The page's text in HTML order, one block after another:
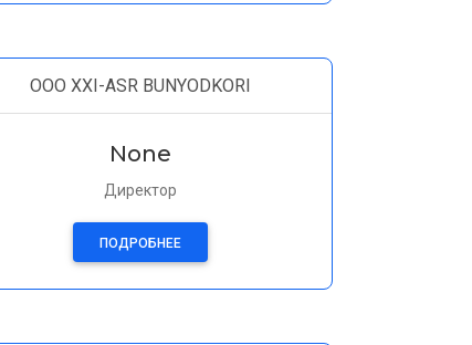
OOO XXI-ASR BUNYODKORI
None
Директор
ПОДРОБНЕЕ